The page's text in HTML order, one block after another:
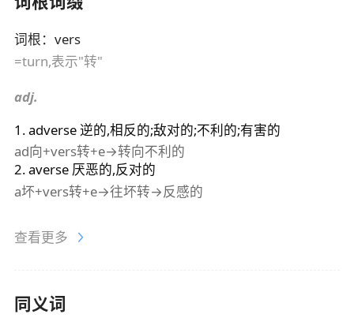
词根： vers
=turn,表示"转"
adj.
1 .adverse逆的,相反的;敌对的;不利的;有害的
ad向+vers转+e→转向不利的
2.averse 厌恶的,反对的
a坏+vers转+e→往坏转→反感的
查看更多
同义词